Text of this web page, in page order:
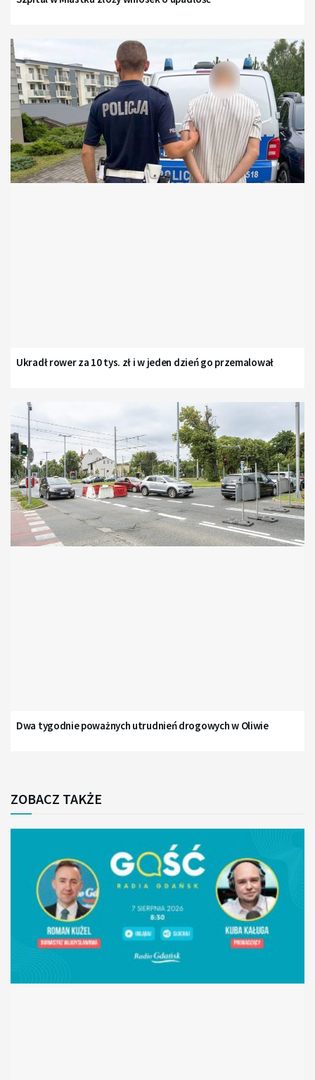
Ukradł rower za 10 tys. zł i w jeden dzień go przemalował
Dwa tygodnie poważnych utrudnień drogowych w Oliwie
ZOBACZ TAKŻE